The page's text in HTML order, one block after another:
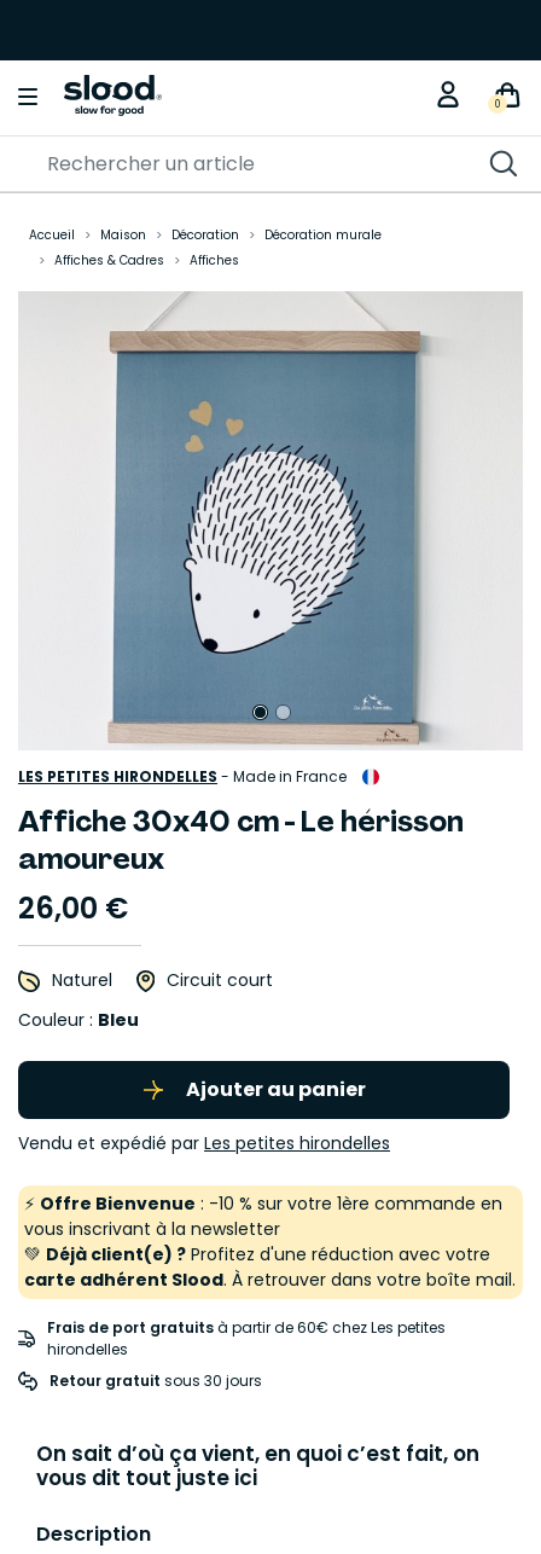
0
Accueil Maison Décoration
Décoration murale
Affiches & Cadres
Affiches
LES PETITES HIRONDELLES - Made in France
Affiche 30x40 cm - Le hérisson
amoureux
26,00 €
Naturel
Circuit court
Couleur : Bleu
Ajouter au panier
Vendu et expédié par Les petites hirondelles
⚡ Offre Bienvenue : -10 % sur votre 1ère commande en
vous inscrivant à la newsletter
💚 Déjà client(e) ? Profitez d'une réduction avec votre
carte adhérent Slood. À retrouver dans votre boîte mail.
Frais de port gratuitsà partir de 60€ chez Les petites
hirondelles
Retour gratuit sous 30 jours
On sait d’où ça vient, en quoi c’est fait, on
vous dit tout juste ici
Description